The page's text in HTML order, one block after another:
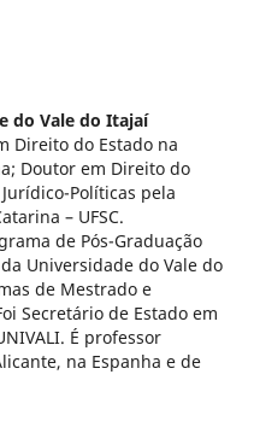
do Vale do Itajaí
Direito do Estado na
Doutor em Direito do
Políticas pela
– UFSC.
de Pós-Graduação
Universidade do Vale do
de Mestrado e
Secretário de Estado em
É professor
na Espanha e de